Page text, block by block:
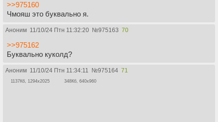
>>975160
Чмояш это буквально я.
Аноним 11/10/24 Птн 11:32:20 №975163 70
>>975162
Буквально куколд?
Аноним 11/10/24 Птн 11:34:11 №975164 71
1137Кб, 1294x2025 348Кб, 640x960